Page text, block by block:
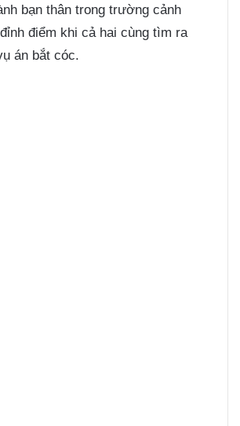
bạn thân trong trường cảnh
điểm khi cả hai cùng tìm ra
án bắt cóc.